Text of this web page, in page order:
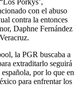
con el abuso
contra la entonces
Daphne Fernández
la PGR buscaba a
extraditarlo seguirá
por lo que en
para enfrentar los